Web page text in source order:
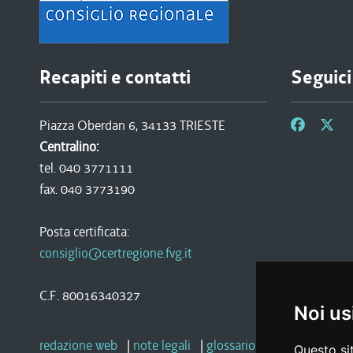
Noi
Questo
Recapiti e contatti
Piazza Oberdan 6, 34133 TRIESTE
Centralino:
tel. 040 3771111
fax. 040 3773190
Posta certificata:
consiglio@certregione.fvg.it
C.F. 80016340327
redazione web | note legali | glossario privacy |